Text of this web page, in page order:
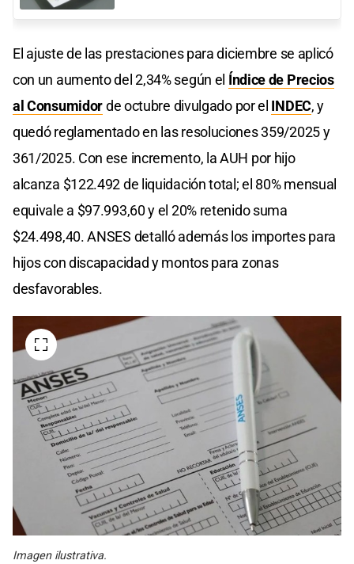
El ajuste de las prestaciones para diciembre se aplicó
con un aumento del 2,34% según el Índice de Precios
al Consumidorde octubre divulgado por el INDEC, y
quedó reglamentado en las resoluciones 359/2025 y
361/2025. Con ese incremento, la AUH por hijo
alcanza $122.492 de liquidación total; el 80% mensual
equivale a $97.993,60 y el 20% retenido suma
$24.498,40. ANSES detalló además los importes para
hijos con discapacidad y montos para zonas
desfavorables.
Imagen ilustrativa.